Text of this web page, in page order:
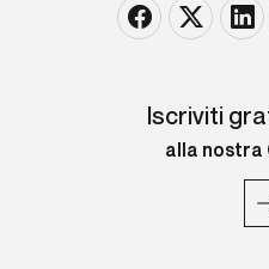
Iscriviti
alla nostra